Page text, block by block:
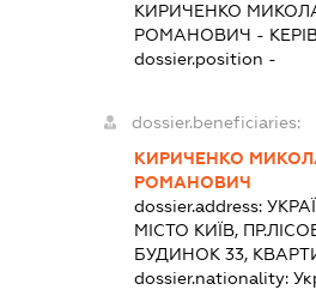
КИРИЧЕНКО
РОМАНОВИЧ -
dossier.position -
dossier.beneficiaries:
КИРИЧЕНКО
РОМАНОВИЧ
dossier.address:
МІСТО КИЇВ,
БУДИНОК 33,
dossier.nationality: